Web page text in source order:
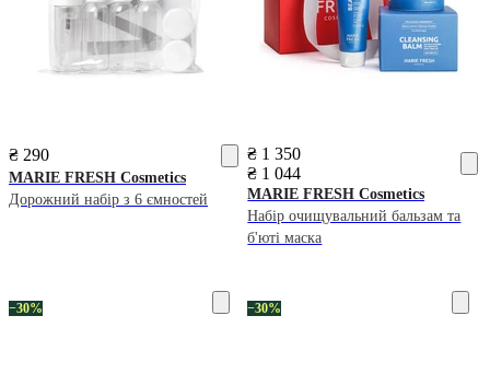
₴ 290
MARIE FRESH Cosmetics
Дорожний набір з 6 ємностей
₴ 1 350
₴ 1 044
MARIE FRESH Cosmetics
Набір очищувальний бальзам та
б'юті маска
−30% −30%